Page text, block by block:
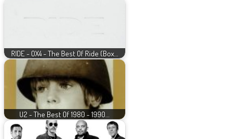
RIDE - OX4 - The Best Of Ride (Box…
U2 - The Best Of 1980 - 1990…